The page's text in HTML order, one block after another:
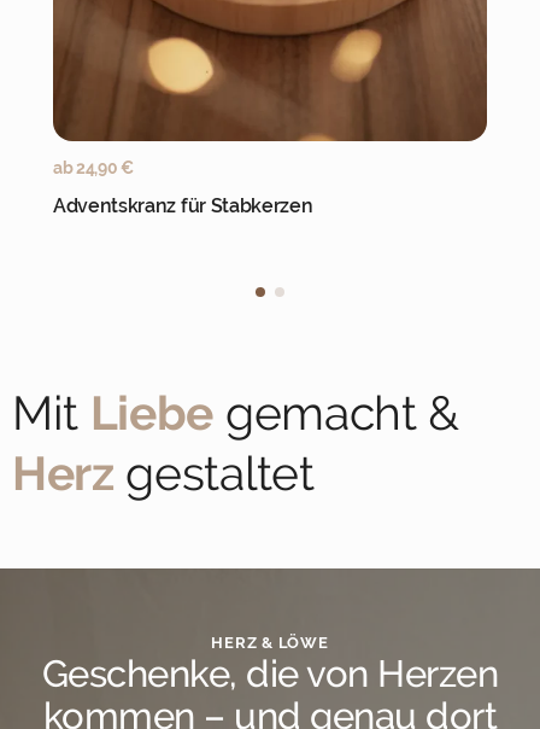
ab24,90€
Adventskranz für Stabkerzen
Mit Liebe gemacht &
Herz gestaltet
HERZ & LÖWE
Geschenke, die von Herzen
kommen – und genau dort